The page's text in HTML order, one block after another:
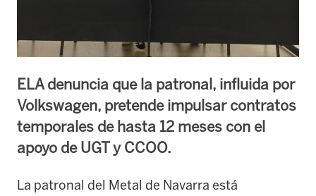
ELA denuncia que la patronal, influida por
Volkswagen, pretende impulsar contratos
temporales de hasta 12 meses con el
apoyo de UGT y CCOO.
La patronal del Metal de Navarra está